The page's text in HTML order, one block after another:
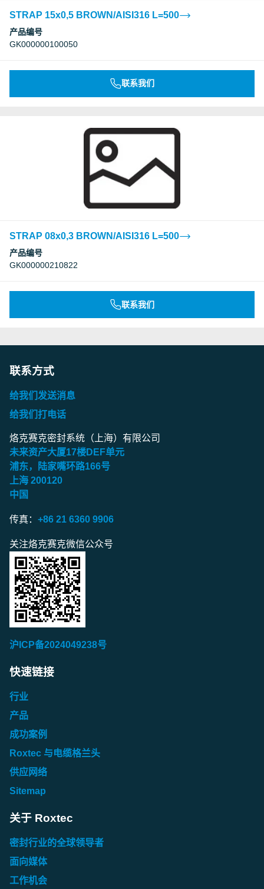
STRAP 15x0,5 BROWN/AISI316 L=500
产品编号
GK000000100050
联系我们
STRAP 08x0,3 BROWN/AISI316 L=500
产品编号
GK000000210822
联系我们
联系方式
给我们发送消息
给我们打电话
烙克赛克密封系统（上海）有限公司
未来资产大厦17楼DEF单元
浦东，陆家嘴环路166号
上海 200120
中国
传真： +86 21 6360 9906
关注烙克赛克微信公众号
沪ICP备2024049238号
快速链接
行业
产品
成功案例
Roxtec 与电缆格兰头
供应网络
Sitemap
关于 Roxtec
密封行业的全球领导者
面向媒体
工作机会